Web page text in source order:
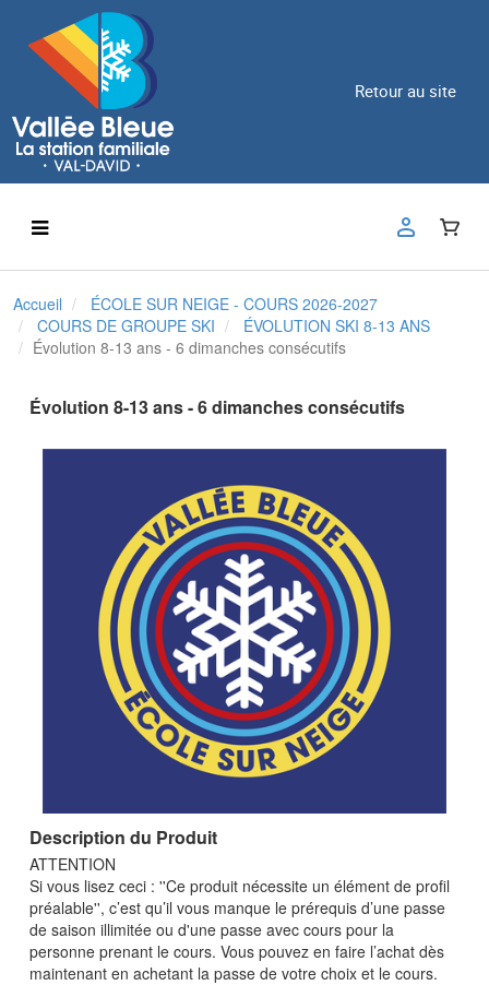
Retour au site
Accueil
ÉCOLE SUR NEIGE - COURS 2026-2027
COURS DE GROUPE SKI
ÉVOLUTION SKI 8-13 ANS
Évolution 8-13 ans - 6 dimanches consécutifs
Évolution 8-13 ans - 6 dimanches consécutifs
Description du Produit
ATTENTION
Si vous lisez ceci : ''Ce produit nécessite un élément de profil
préalable'', c’est qu’il vous manque le prérequis d’une passe
de saison illimitée ou d'une passe avec cours pour la
personne prenant le cours. Vous pouvez en faire l’achat dès
maintenant en achetant la passe de votre choix et le cours.